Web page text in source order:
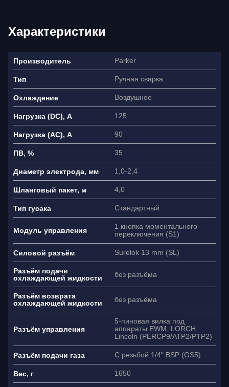
Характеристики
Производитель Parker
Тип Ручная сварка
Охлаждение Воздушное
Нагрузка (DC), A 125
Нагрузка (AC), A 90
ПВ, % 35
Диаметр электрода, мм 1,0-2,4
Шланговый пакет, м 4,0
Тип гусака Стандартный
Модуль управления
1 кнопка моментального
переключения (S1)
Силовой разъём Surelok 13 mm (SL)
Разъём подачи
охлаждающей жидкости
без разъёма
Разъём возврата
охлаждающей жидкости
без разъёма
Разъём управления
5-пиновая вилка под
аппараты EWM, LORCH,
Lincoln (PERCP9/ATP2/PTP2)
Разъём подачи газа С резьбой 1/4" BSP (GS5)
Вес, г 1650
Как связаться?